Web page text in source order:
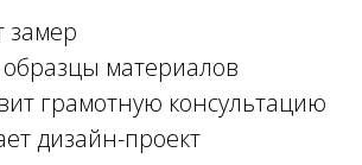
замер
материалов
грамотную консультацию
дизайн-проект